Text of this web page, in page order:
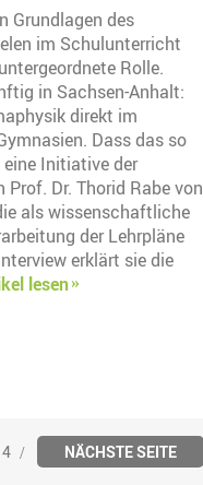
Grundlagen des
im Schulunterricht
Rolle.
in Sachsen-Anhalt:
direkt im
Dass das so
Initiative der
Dr. Thorid Rabe von
als wissenschaftliche
der Lehrpläne
erklärt sie die
lesen
NÄCHSTE SEITE